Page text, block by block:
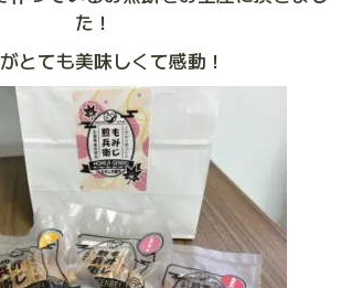
た！
とても美味しくて感動！